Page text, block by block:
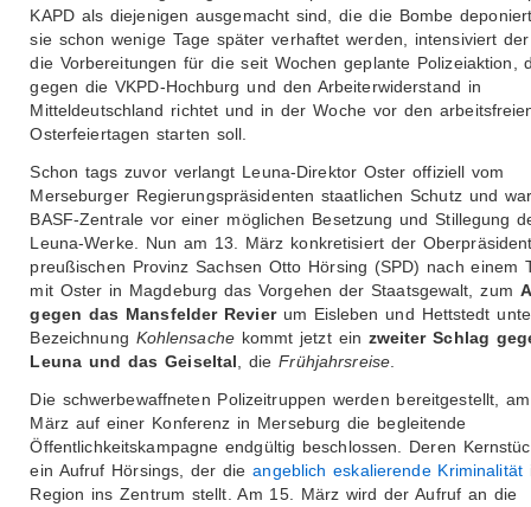
KAPD als diejenigen ausgemacht sind, die die Bombe
sie schon wenige Tage später verhaftet werden, intensiviert
die Vorbereitungen für die seit Wochen geplante Polizeiaktion,
gegen die VKPD-Hochburg und den Arbeiterwiderstand in
Mitteldeutschland richtet und in der Woche vor den
Osterfeiertagen starten soll.
Schon tags zuvor verlangt Leuna-Direktor Oster offiziell vom
Merseburger Regierungspräsidenten staatlichen Schutz und
BASF-Zentrale vor einer möglichen Besetzung und Stillegung
Leuna-Werke. Nun am 13. März konkretisiert der
preußischen Provinz Sachsen Otto Hörsing (SPD) nach einem
mit Oster in Magdeburg das Vorgehen der Staatsgewalt, zum
gegen das Mansfelder Revierum Eisleben und Hettstedt
Bezeichnung Kohlensachekommt jetzt ein zweiter Schlag
Leuna und das Geiseltal , dieFrühjahrsreise
Die schwerbewaffneten Polizeitruppen werden bereitgestellt,
März auf einer Konferenz in Merseburg die begleitende
Öffentlichkeitskampagne endgültig beschlossen. Deren
ein Aufruf Hörsings, der dieangeblich eskalierende Kriminalität
Region ins Zentrum stellt. Am 15. März wird der Aufruf an die